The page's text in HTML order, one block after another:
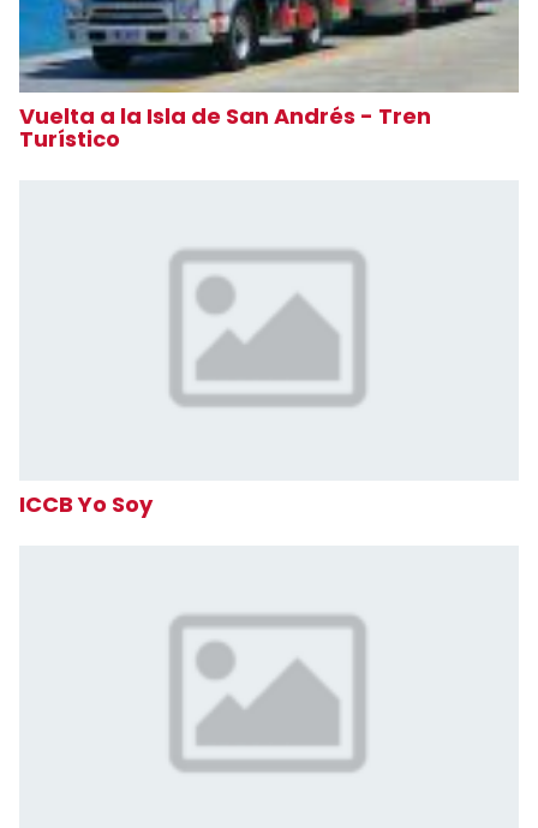
Vuelta a la Isla de San Andrés - Tren
Turístico
ICCB Yo Soy